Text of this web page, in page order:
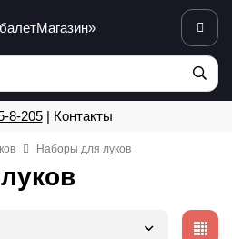
8-205| Контакты
Наборы для луков